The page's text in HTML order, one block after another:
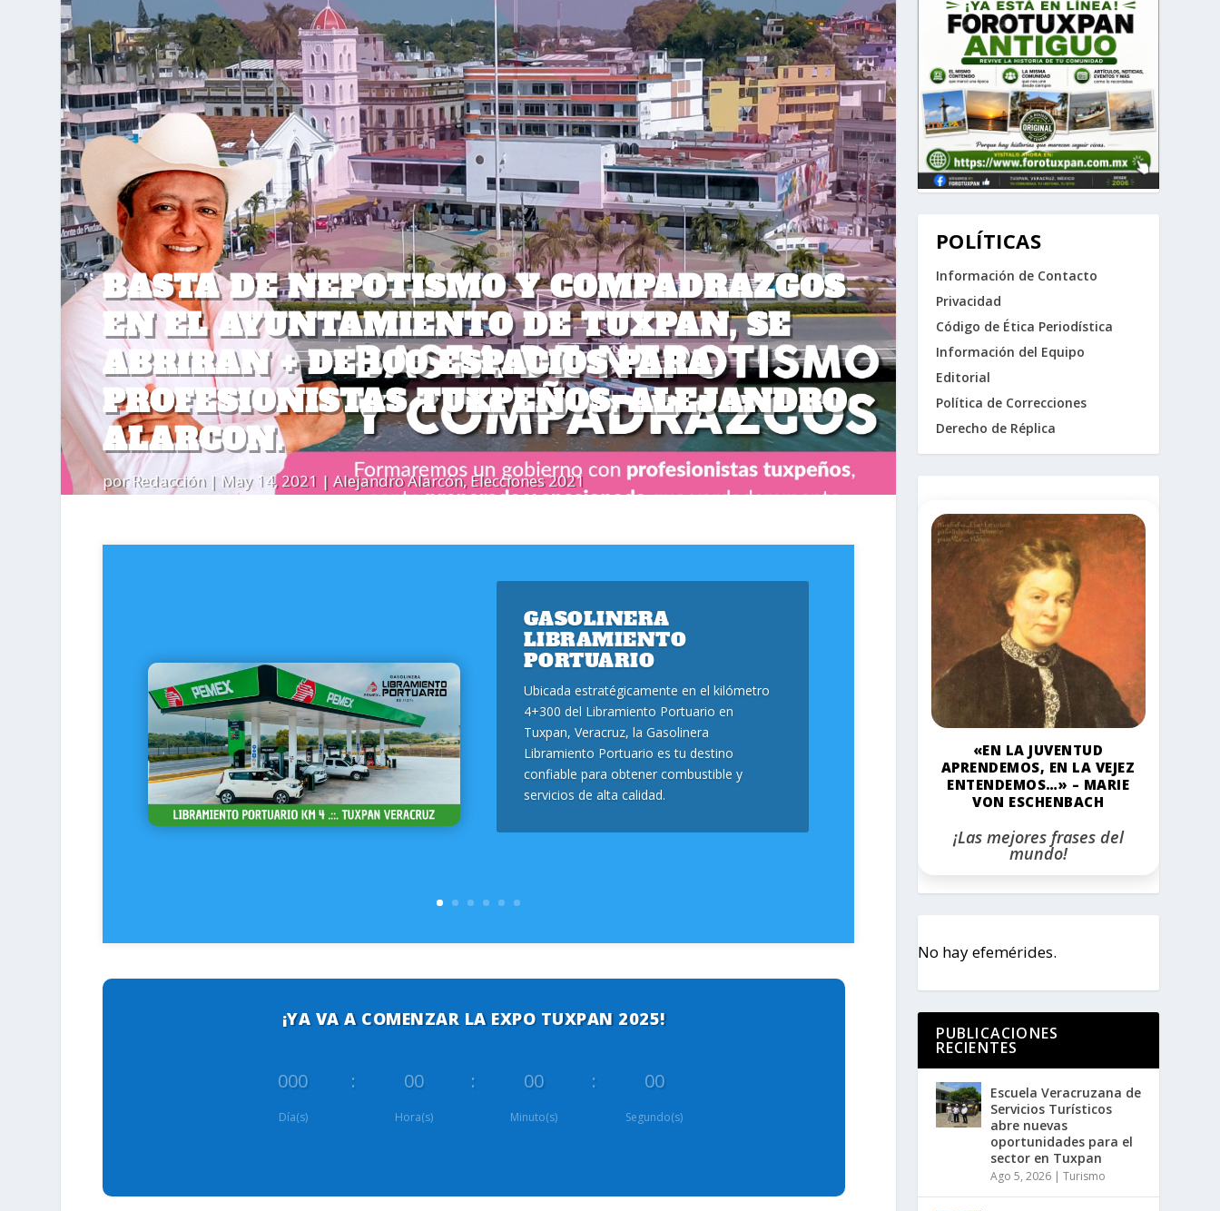
BASTA DE NEPOTISMO Y COMPADRAZGOS
EN EL AYUNTAMIENTO DE TUXPAN, SE
ABRIRAN + DE 100 ESPACIOS PARA
PROFESIONISTAS TUXPEÑOS. ALEJANDRO
ALARCON.
porRedacción| May 14, 2021 |Alejandro Alarcón,Elecciones 2021
GASOLINERA
LIBRAMIENTO
PORTUARIO
Ubicada estratégicamente en el kilómetro
4+300 del Libramiento Portuario en
Tuxpan, Veracruz, la Gasolinera
Libramiento Portuario es tu destino
confiable para obtener combustible y
servicios de alta calidad.
¡YA VA A COMENZAR LA EXPO TUXPAN 2025!
000
Día(s)
: 00
Hora(s)
: 00
Minuto(s)
: 00
Segundo(s)
POLÍTICAS
Información de Contacto
Privacidad
Código de Ética Periodística
Información del Equipo
Editorial
Política de Correcciones
Derecho de Réplica
«EN LA JUVENTUD
APRENDEMOS, EN LA VEJEZ
ENTENDEMOS…» – MARIE
VON ESCHENBACH
¡Las mejores frases del
mundo!
No hay efemérides.
PUBLICACIONES
RECIENTES
Escuela Veracruzana de
Servicios Turísticos
abre nuevas
oportunidades para el
sector en Tuxpan
Ago 5, 2026| Turismo